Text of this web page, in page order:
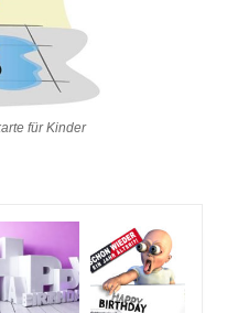
für Kinder